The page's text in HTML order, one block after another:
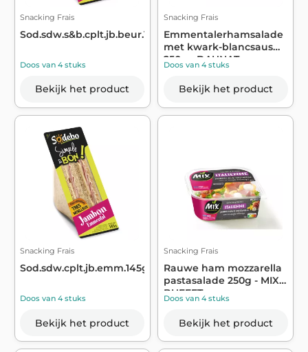
Snacking Frais
Sod.sdw.s&b.cplt.jb.beur.125g
Doos van 4 stuks
Bekijk het product
Snacking Frais
Emmentalerhamsalade
met kwark-blancsaus
250g - DAUNAT
Doos van 4 stuks
Bekijk het product
Snacking Frais
Sod.sdw.cplt.jb.emm.145g
Doos van 4 stuks
Bekijk het product
Snacking Frais
Rauwe ham mozzarella
pastasalade 250g - MIX
BUFFET
Doos van 4 stuks
Bekijk het product